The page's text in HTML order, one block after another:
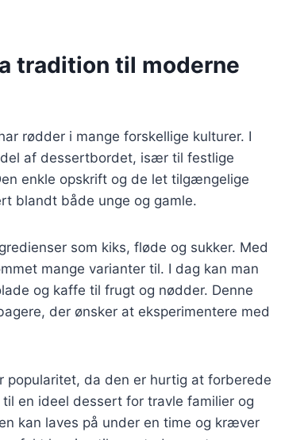
tradition til moderne
rødder i mange forskellige kulturer. I
af dessertbordet, især til festlige
enkle opskrift og de let tilgængelige
blandt både unge og gamle.
som kiks, fløde og sukker. Med
mange varianter til. I dag kan man
og kaffe til frugt og nødder. Denne
der ønsker at eksperimentere med
popularitet, da den er hurtig at forberede
en ideel dessert for travle familier og
kan laves på under en time og kræver